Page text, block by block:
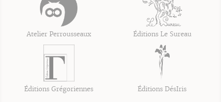
Atelier Perrousseaux Éditions Le Sureau
Éditions Grégoriennes Éditions DésIris